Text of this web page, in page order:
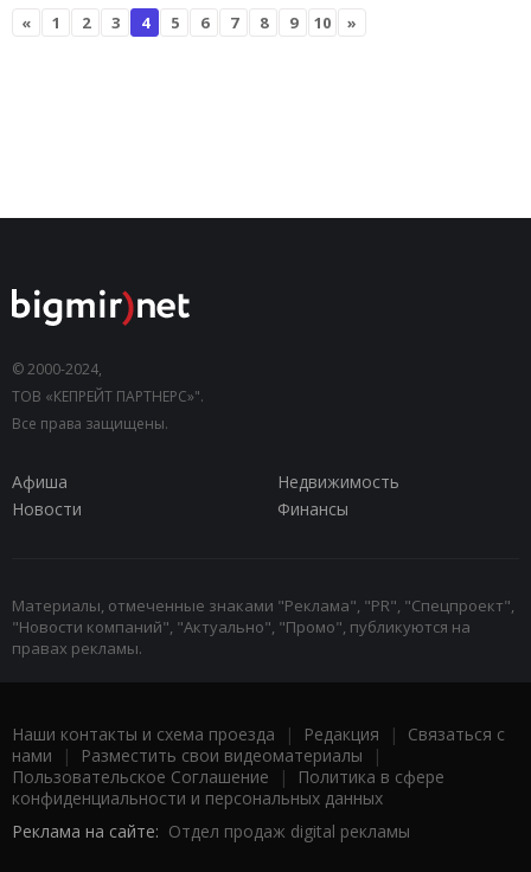
« 1 2 3 4 5 6 7 8 9 10 »
© 2000-2024,
ТОВ «КЕПРЕЙТ ПАРТНЕРС»".
Все права защищены.
Афиша
Недвижимость
Новости
Финансы
Материалы, отмеченные знаками "Реклама", "PR", "Спецпроект",
"Новости компаний", "Актуально", "Промо", публикуются на
правах рекламы.
Наши контакты и схема проезда | Редакция | Связаться с
нами | Разместить свои видеоматериалы |
Пользовательское Соглашение |
Политика в сфере
конфиденциальности и персональных данных
Реклама на сайте: Отдел продаж digital рекламы